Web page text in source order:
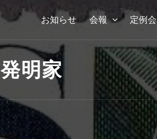
お知らせ 会報 定例会
発明家